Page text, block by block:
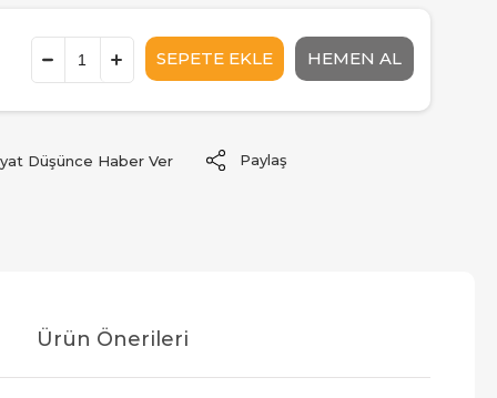
Düşünce Haber Ver Paylaş
Ürün Önerileri